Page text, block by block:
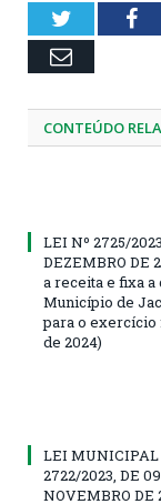
Twitter
Email
CONTEÚDO
LEI Nº 2725/
DEZEMBRO DE
a receita e fixa a
Município de
para o exercício
de 2024)
LEI MUNICIPAL
2722/2023, DE
NOVEMBRO DE